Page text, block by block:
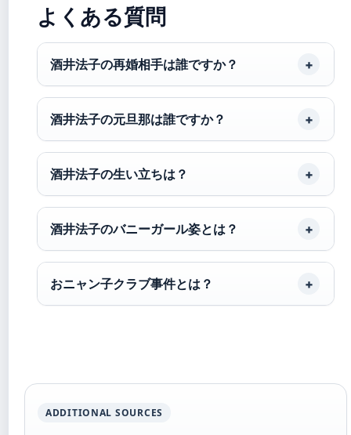
よくある質問
酒井法子の再婚相手は誰ですか？
酒井法子の元旦那は誰ですか？
酒井法子の生い立ちは？
酒井法子のバニーガール姿とは？
おニャン子クラブ事件とは？
ADDITIONAL SOURCES